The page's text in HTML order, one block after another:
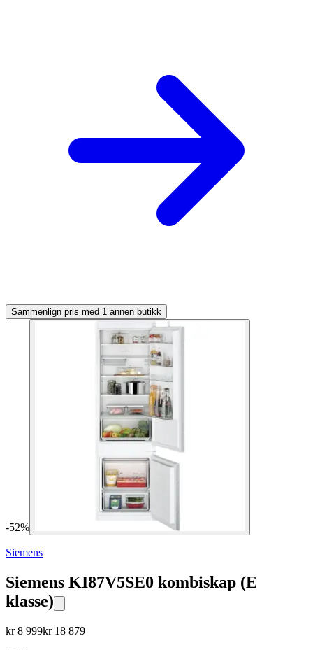
Sammenlign pris med 1 annen butikk
-52%
Siemens
Siemens KI87V5SE0 kombiskap (E
klasse)
kr8 999kr 18 879